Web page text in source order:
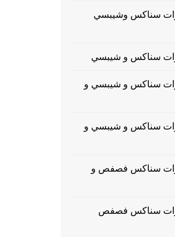
سناكس وشيبسي
سناكس و شيبسي
سناكس و شيبسي و
سناكس و شيبسي و
سناكس فصفص و
سناكس فصفص